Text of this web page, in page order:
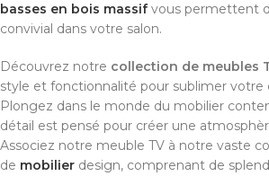
basses en bois massifvous permettent
convivial dans votre salon.
Découvrez notre collection de meubles
style et fonctionnalité pour sublimer votre
Plongez dans le monde du mobilier
détail est pensé pour créer une
Associez notre meuble TV à notre vaste
de mobilier design, comprenant de